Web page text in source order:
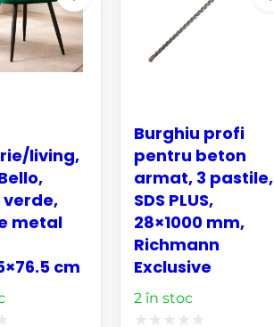
living,
metal
cm
Burghiu profi
pentru beton
armat, 3 pastile,
SDS PLUS,
28×1000 mm,
Richmann
Exclusive
2 în stoc